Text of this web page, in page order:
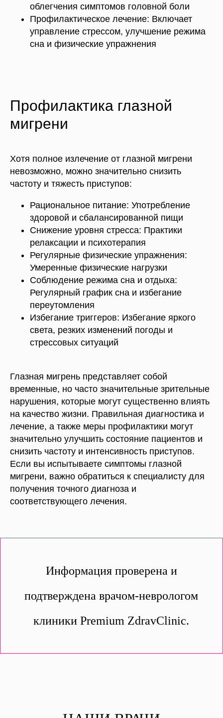
облегчения симптомов головной боли
Профилактическое лечение: Включает
управление стрессом, улучшение режима
сна и физические упражнения
Профилактика глазной
мигрени
Хотя полное излечение от глазной мигрени
невозможно, можно значительно снизить
частоту и тяжесть приступов:
Рациональное питание: Употребление
здоровой и сбалансированной пищи
Снижение уровня стресса: Практики
релаксации и психотерапия
Регулярные физические упражнения:
Умеренные физические нагрузки
Соблюдение режима сна и отдыха:
Регулярный график сна и избегание
переутомления
Избегание триггеров: Избегание яркого
света, резких изменений погоды и
стрессовых ситуаций
Глазная мигрень представляет собой
временные, но часто значительные зрительные
нарушения, которые могут существенно влиять
на качество жизни. Правильная диагностика и
лечение, а также меры профилактики могут
значительно улучшить состояние пациентов и
снизить частоту и интенсивность приступов.
Если вы испытываете симптомы глазной
мигрени, важно обратиться к специалисту для
получения точного диагноза и
соответствующего лечения.
Информация проверена и
подтверждена врачом-неврологом
клиники Premium ZdravClinic.